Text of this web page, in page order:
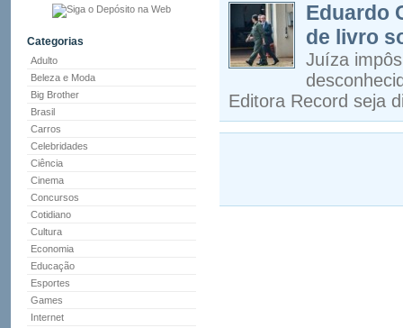
Categorias
Adulto
Beleza e Moda
Big Brother
Brasil
Carros
Celebridades
Ciência
Cinema
Concursos
Cotidiano
Cultura
Economia
Educação
Esportes
Games
Internet
Eduardo
de livro
Juíza
Editora Record seja